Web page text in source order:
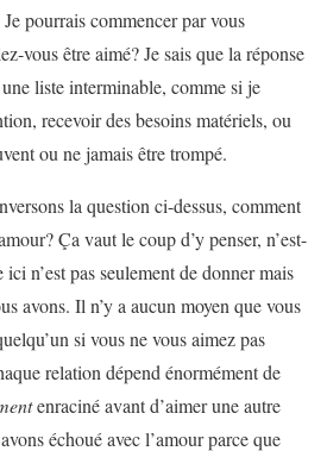
pourrais commencer par vous
vous être aimé? Je sais que la réponse
liste interminable, comme si je
recevoir des besoins matériels, ou
ou ne jamais être trompé.
la question ci-dessus, comment
Ça vaut le coup d’y penser, n’est-
n’est pas seulement de donner mais
avons. Il n’y a aucun moyen que vous
si vous ne vous aimez pas
relation dépend énormément de
enraciné avant d’aimer une autre
échoué avec l’amour parce que